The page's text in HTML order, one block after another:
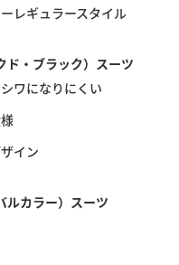
レギュラースタイル
ド・ブラック）スーツ
ワになりにくい
イン
ルカラー）スーツ